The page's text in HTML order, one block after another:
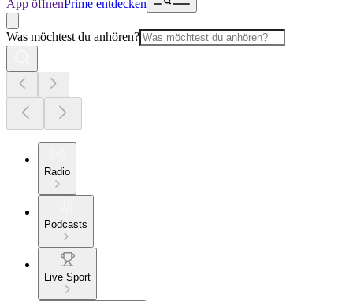
App öffnenPrime entdecken
Was möchtest du anhören?
Radio
Podcasts
Live Sport